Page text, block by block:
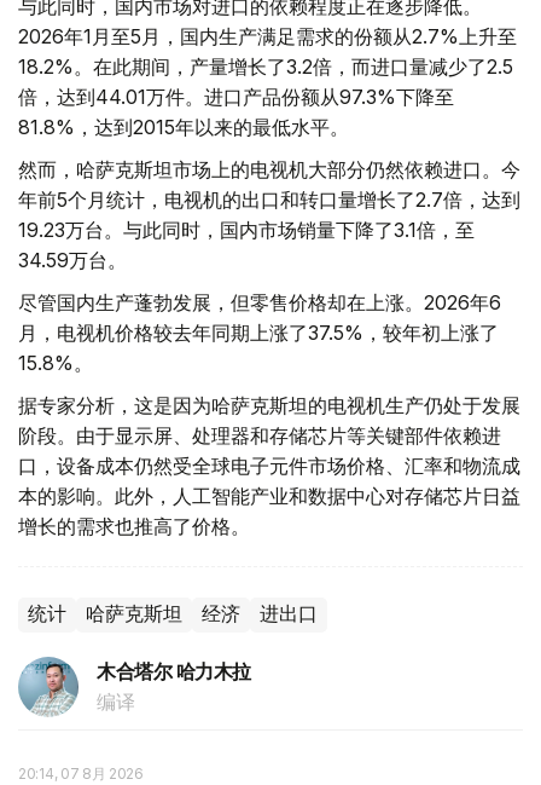
与此同时，国内市场对进口的依赖程度正在逐步降低。
2026年1月至5月，国内生产满足需求的份额从2.7%上升至
18.2%。在此期间，产量增长了3.2倍，而进口量减少了2.5
倍，达到44.01万件。进口产品份额从97.3%下降至
81.8%，达到2015年以来的最低水平。
然而，哈萨克斯坦市场上的电视机大部分仍然依赖进口。今
年前5个月统计，电视机的出口和转口量增长了2.7倍，达到
19.23万台。与此同时，国内市场销量下降了3.1倍，至
34.59万台。
尽管国内生产蓬勃发展，但零售价格却在上涨。2026年6
月，电视机价格较去年同期上涨了37.5%，较年初上涨了
15.8%。
据专家分析，这是因为哈萨克斯坦的电视机生产仍处于发展
阶段。由于显示屏、处理器和存储芯片等关键部件依赖进
口，设备成本仍然受全球电子元件市场价格、汇率和物流成
本的影响。此外，人工智能产业和数据中心对存储芯片日益
增长的需求也推高了价格。
统计 哈萨克斯坦 经济 进出口
木合塔尔 哈力木拉
编译
20:14, 07 8月 2026